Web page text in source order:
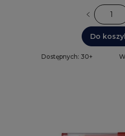
Do
Dostępnych: 30+